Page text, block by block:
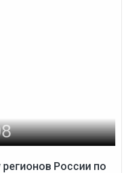
России по